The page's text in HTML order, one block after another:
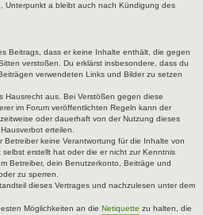
Unterpunkt a bleibt auch nach Kündigung des
Beitrags, dass er keine Inhalte enthält, die gegen
verstoßen. Du erklärst insbesondere, dass du
verwendeten Links und Bilder zu setzen
Hausrecht aus. Bei Verstößen gegen diese
im Forum veröffentlichten Regeln kann der
oder dauerhaft von der Nutzung dieses
erteilen.
Betreiber keine Verantwortung für die Inhalte von
erstellt hat oder die er nicht zur Kenntnis
Betreiber, dein Benutzerkonto, Beiträge und
zu sperren.
dieses Vertrages und nachzulesen unter dem
Möglichkeiten an die Netiquette zu halten, die